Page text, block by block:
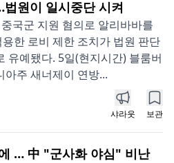
원이 일시중단 시켜
국군 지원 혐의로 알리바바를
한 로비 제한 조치가 법원 판단
유예됐다. 5일(현지시간) 블룸버
아주 새너제이 연방...
샤라웃 보관
… 中 "군사화 야심" 비난